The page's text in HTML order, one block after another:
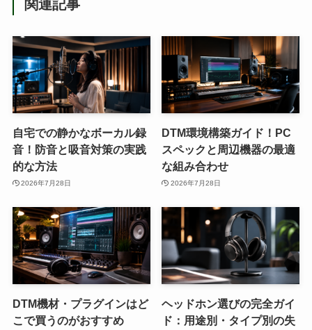
関連記事
自宅での静かなボーカル録
音！防音と吸音対策の実践
的な方法
2026年7月28日
DTM環境構築ガイド！PC
スペックと周辺機器の最適
な組み合わせ
2026年7月28日
DTM機材・プラグインはど
こで買うのがおすすめ
ヘッドホン選びの完全ガイ
ド：用途別・タイプ別の失